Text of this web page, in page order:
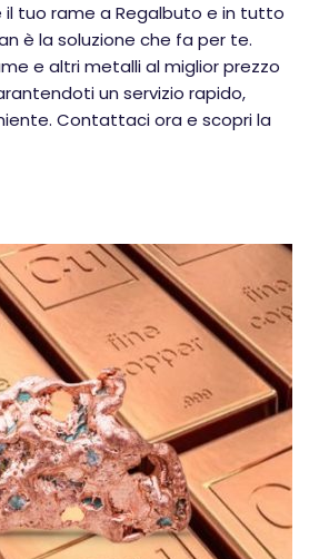
il tuo rame a Regalbuto e in tutto
è la soluzione che fa per te.
e altri metalli al miglior prezzo
un servizio rapido,
Contattaci ora e scopri la